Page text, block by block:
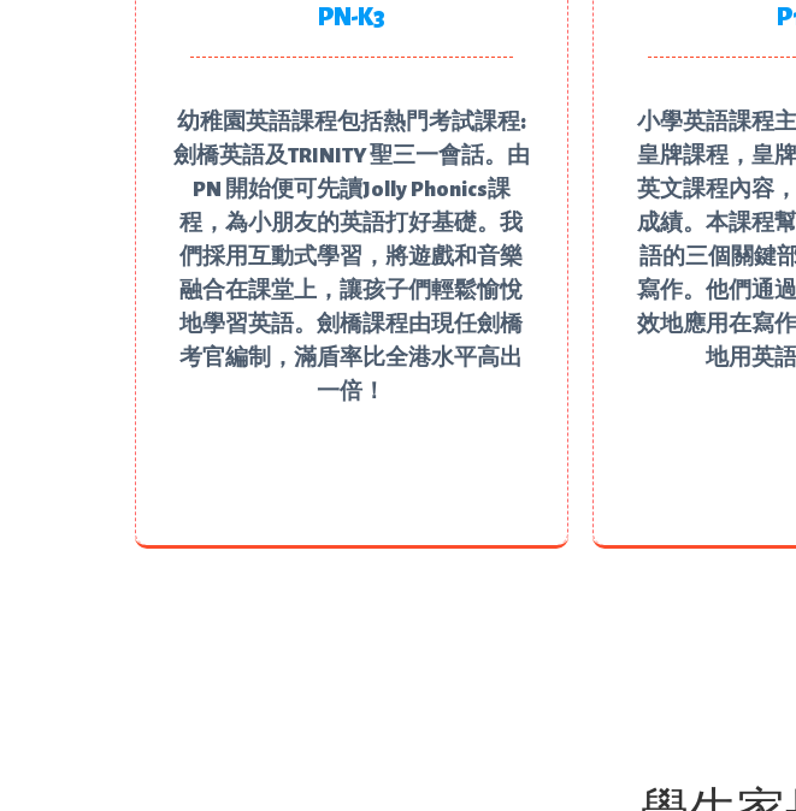
PN-K3
幼稚園英語課程包括熱門考試課程:
劍橋英語及TRINITY 聖三一會話。由
PN 開始便可先讀Jolly Phonics課
程，為小朋友的英語打好基礎。我
們採用互動式學習，將遊戲和音樂
融合在課堂上，讓孩子們輕鬆愉悅
地學習英語。劍橋課程由現任劍橋
考官編制，滿盾率比全港水平高出
一倍！
小學英語課程
皇牌課程，皇
英文課程內容
成績。本課程
語的三個關鍵
寫作。他們通
效地應用在寫
地用英